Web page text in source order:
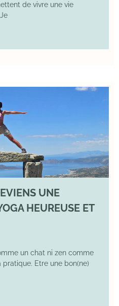
de vivre une vie
UNE
HEUREUSE ET
un chat ni zen comme
Etre une bon(ne)